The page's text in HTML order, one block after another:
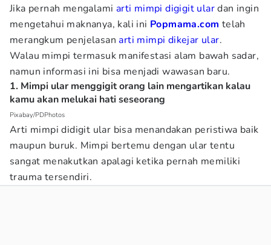
Jika pernah mengalami arti mimpi digigit ulardan ingin
mengetahui maknanya, kali ini Popmama.com telah
merangkum penjelasanarti mimpi dikejar ular.
Walau mimpi termasuk manifestasi alam bawah sadar,
namun informasi ini bisa menjadi wawasan baru.
1. Mimpi ular menggigit orang lain mengartikan kalau
kamu akan melukai hati seseorang
Pixabay/PDPhotos
Arti mimpi didigit ular bisa menandakan peristiwa baik
maupun buruk. Mimpi bertemu dengan ular tentu
sangat menakutkan apalagi ketika pernah memiliki
trauma tersendiri.